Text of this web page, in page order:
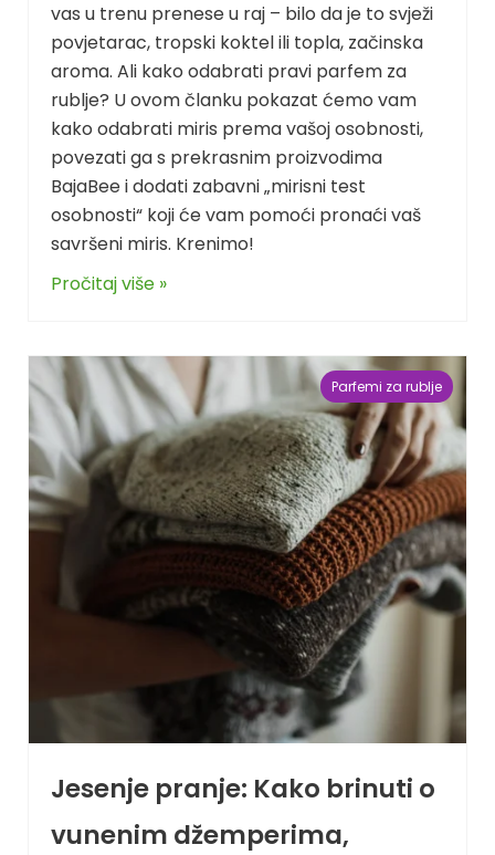
vas u trenu prenese u raj – bilo da je to svježi
povjetarac, tropski koktel ili topla, začinska
aroma. Ali kako odabrati pravi parfem za
rublje? U ovom članku pokazat ćemo vam
kako odabrati miris prema vašoj osobnosti,
povezati ga s prekrasnim proizvodima
BajaBee i dodati zabavni „mirisni test
osobnosti“ koji će vam pomoći pronaći vaš
savršeni miris. Krenimo!
Pročitaj više »
Parfemi za rublje
Jesenje pranje: Kako brinuti o
vunenim džemperima,